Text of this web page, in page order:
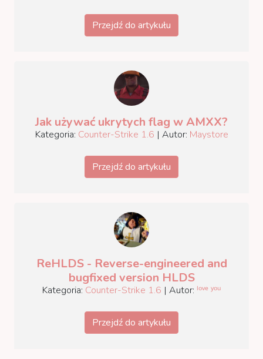
Przejdź do artykułu
Jak używać ukrytych flag w AMXX?
Kategoria: Counter-Strike 1.6 | Autor: Maystore
Przejdź do artykułu
ReHLDS - Reverse-engineered and
bugfixed version HLDS
Kategoria: Counter-Strike 1.6 | Autor: ˡᵒᵛᵉ ʸᵒᵘ
Przejdź do artykułu